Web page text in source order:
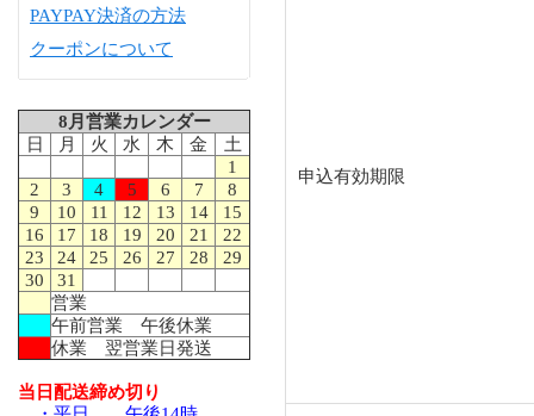
PAYPAY決済の方法
クーポンについて
8月営業カレンダー
日
月 火 水 木 金
土
1
2
3 4 5 6 7
8
9
10 11 12 13 14
15
16
17 18 19 20 21
22
23
24 25 26 27 28
29
30
31
営業
午前営業 午後休業
休業 翌営業日発送
当日配送締め切り
申込有効期限